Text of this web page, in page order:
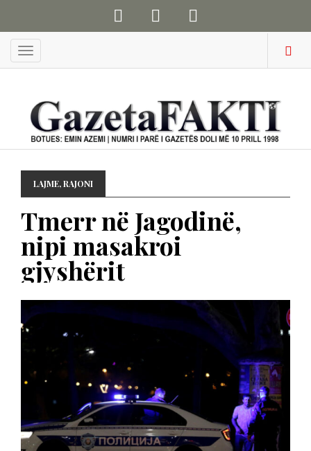
Menu
LAJME,RAJONI
Tmerr në Jagodinë,
nipi masakroi
gjyshërit